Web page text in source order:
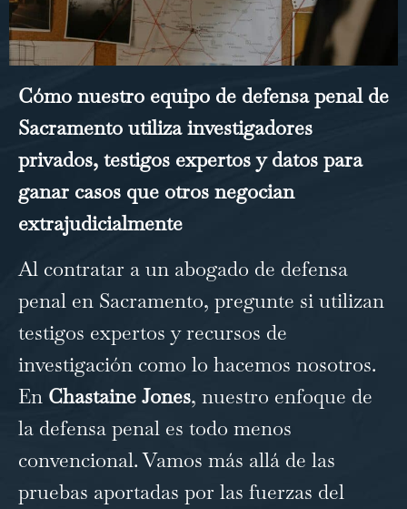
Cómo nuestro equipo de defensa penal de
Sacramento utiliza investigadores
privados, testigos expertos y datos para
ganar casos que otros negocian
extrajudicialmente
Al contratar a un abogado de defensa
penal en Sacramento, pregunte si utilizan
testigos expertos y recursos de
investigación como lo hacemos nosotros.
En Chastaine Jones, nuestro enfoque de
la defensa penal es todo menos
convencional. Vamos más allá de las
pruebas aportadas por las fuerzas del